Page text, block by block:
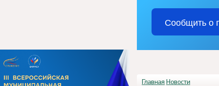
Сообщить о
Главная Новости